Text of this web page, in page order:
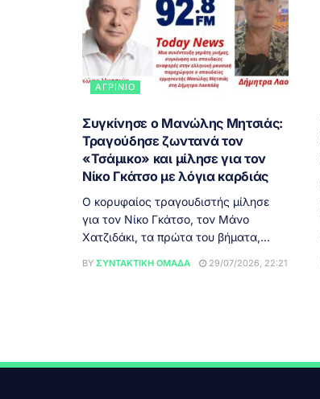
ΑΓΡΊΝΙΟ
Συγκίνησε ο Μανώλης Μητσιάς:
Τραγούδησε ζωντανά τον
«Τσάμικο» και μίλησε για τον
Νίκο Γκάτσο με λόγια καρδιάς
Ο κορυφαίος τραγουδιστής μίλησε
για τον Νίκο Γκάτσο, τον Μάνο
Χατζιδάκι, τα πρώτα του βήματα,...
BY ΣΥΝΤΑΚΤΙΚΉ ΟΜΆΔΑ 29/07/2026, 22:21